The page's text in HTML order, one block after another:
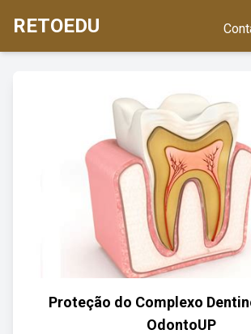
RETOEDU
Proteção do Complexo
OdontoUP